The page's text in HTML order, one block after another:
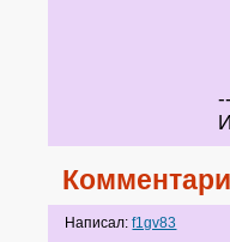
Написал:f1gv83